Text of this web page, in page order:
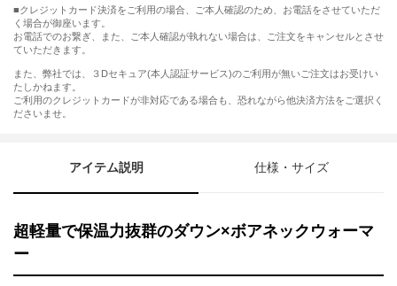
■クレジットカード決済をご利用の場合、ご本人確認のため、お電話をさせていただ
く場合が御座います。
お電話でのお繋ぎ、また、ご本人確認が執れない場合は、ご注文をキャンセルとさせ
ていただきます。
また、弊社では、３Dセキュア(本人認証サービス)のご利用が無いご注文はお受けい
たしかねます。
ご利用のクレジットカードが非対応である場合も、恐れながら他決済方法をご選択く
ださいませ。
アイテム説明 仕様・サイズ
超軽量で保温力抜群のダウン×ボアネックウォーマ
ー